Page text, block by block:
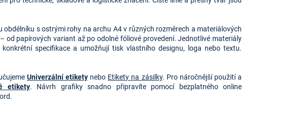
l
d
a
c
í
v
k
s ostrými rohy na archu A4 v různých rozměrech a materiálových
– od papírových variant až po odolné fóliové provedení. Jednotlivé materiály
specifikace a umožňují tisk vlastního designu, loga nebo textu.
Univerzální etikety nebo Etikety na zásilky. Pro náročnější použití a
etikety. Návrh grafiky snadno připravíte pomocí bezplatného online